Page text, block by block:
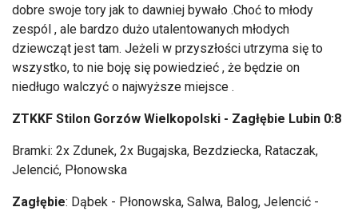
dobre swoje tory jak to dawniej bywało .Choć to młody
zespól , ale bardzo dużo utalentowanych młodych
dziewcząt jest tam. Jeżeli w przyszłości utrzyma się to
wszystko, to nie boję się powiedzieć , że będzie on
niedługo walczyć o najwyższe miejsce .
ZTKKF Stilon Gorzów Wielkopolski - Zagłębie Lubin 0:8
Bramki: 2x Zdunek, 2x Bugajska, Bezdziecka, Rataczak,
Jelencić, Płonowska
Zagłębie: Dąbek - Płonowska, Salwa, Balog, Jelencić -